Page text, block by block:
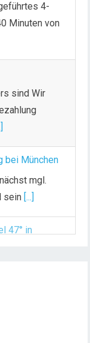
4-
Minuten von
sind Wir
bei München
mgl.
sein [...]
47° in
und